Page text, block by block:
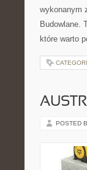
wykonanym
Budowlane.
które warto
POSTED